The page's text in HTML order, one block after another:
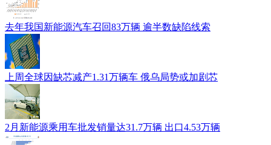
去年我国新能源汽车召回83万辆 逾半数缺陷线索
上周全球因缺芯减产1.31万辆车 俄乌局势或加剧芯
2月新能源乘用车批发销量达31.7万辆 出口4.53万辆